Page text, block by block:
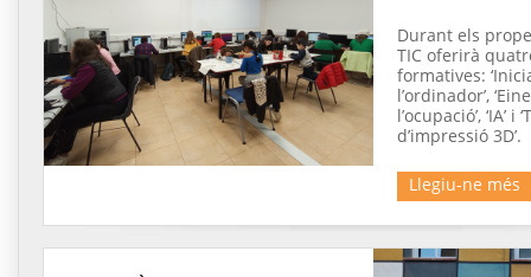
Durant els
TIC oferirà
formatives:
l’ordinador’,
l’ocupació’, ‘IA’
d’impressió 3D’.
Llegiu-ne més